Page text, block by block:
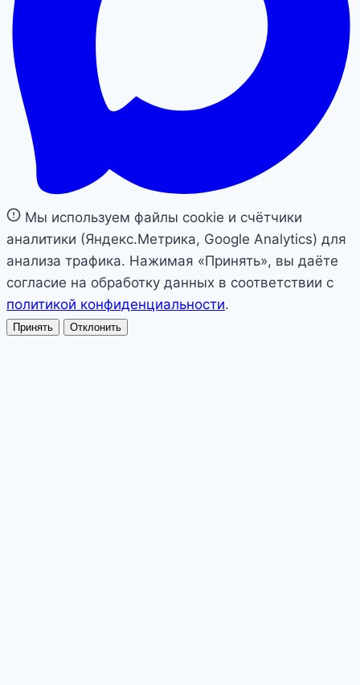
Мы используем файлы cookie и счётчики
аналитики (Яндекс.Метрика, Google Analytics) для
анализа трафика. Нажимая «Принять», вы даёте
согласие на обработку данных в соответствии с
политикой конфиденциальности.
Принять Отклонить